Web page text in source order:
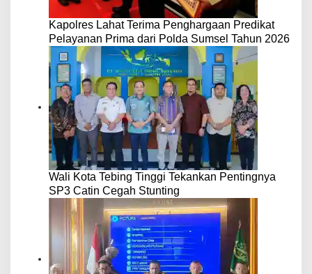
Kapolres Lahat Terima Penghargaan Predikat
Pelayanan Prima dari Polda Sumsel Tahun 2026
Wali Kota Tebing Tinggi Tekankan Pentingnya
SP3 Catin Cegah Stunting